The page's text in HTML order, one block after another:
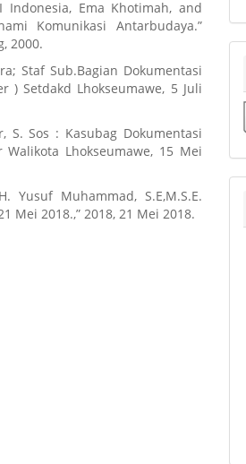
Ema Khotimah, and
Komunikasi Antarbudaya.”
2000.
Staf Sub.Bagian Dokumentasi
) Setdakd Lhokseumawe, 5 Juli
S. Sos : Kasubag Dokumentasi
Lhokseumawe, 15 Mei
Yusuf Muhammad, S.E,M.S.E.
Mei 2018.,” 2018, 21 Mei 2018.